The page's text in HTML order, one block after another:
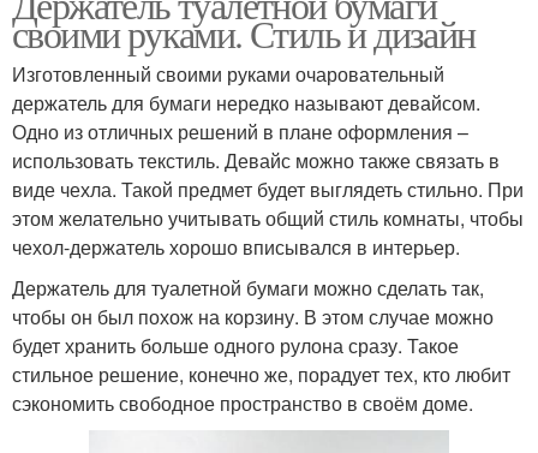
своими руками. Стиль и дизайн
Изготовленный своими руками очаровательный
держатель для бумаги нередко называют девайсом.
Одно из отличных решений в плане оформления –
использовать текстиль. Девайс можно также связать в
виде чехла. Такой предмет будет выглядеть стильно. При
этом желательно учитывать общий стиль комнаты, чтобы
чехол-держатель хорошо вписывался в интерьер.
Держатель для туалетной бумаги можно сделать так,
чтобы он был похож на корзину. В этом случае можно
будет хранить больше одного рулона сразу. Такое
стильное решение, конечно же, порадует тех, кто любит
сэкономить свободное пространство в своём доме.